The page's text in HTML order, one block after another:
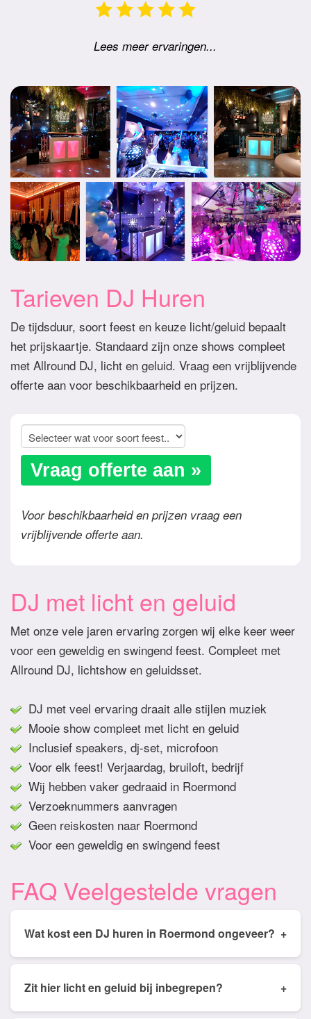
Lees meer ervaringen...
Tarieven DJ Huren
De tijdsduur, soort feest en keuze licht/geluid bepaalt
het prijskaartje. Standaard zijn onze shows compleet
met Allround DJ, licht en geluid. Vraag een vrijblijvende
offerte aan voor beschikbaarheid en prijzen.
Vraag offerte aan »
Voor beschikbaarheid en prijzen vraag een
vrijblijvende offerte aan.
DJ met licht en geluid
Met onze vele jaren ervaring zorgen wij elke keer weer
voor een geweldig en swingend feest. Compleet met
Allround DJ, lichtshow en geluidsset.
DJ met veel ervaring draait alle stijlen muziek
Mooie show compleet met licht en geluid
Inclusief speakers, dj-set, microfoon
Voor elk feest! Verjaardag, bruiloft, bedrijf
Wij hebben vaker gedraaid in Roermond
Verzoeknummers aanvragen
Geen reiskosten naar Roermond
Voor een geweldig en swingend feest
FAQ Veelgestelde vragen
Wat kost een DJ huren in Roermond ongeveer? +
gemiddeld tussen de € 350,- en € 950,- Prijs is
Zit hier licht en geluid bij inbegrepen? +